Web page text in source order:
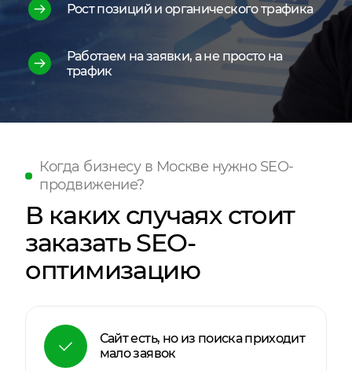
Рост позиций и органического трафика
Работаем на заявки, а не просто на
трафик
Когда бизнесу в Москве нужно SEO-
продвижение?
В каких случаях стоит
заказать SEO-
оптимизацию
Сайт есть, но из поиска приходит
мало заявок